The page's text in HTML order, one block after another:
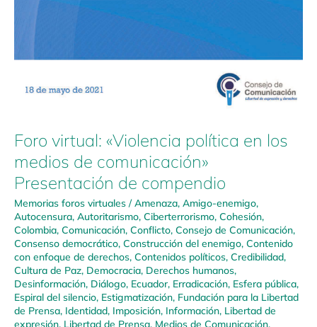
Foro virtual: «Violencia política en los
medios de comunicación»
Presentación de compendio
Memorias foros virtuales /Amenaza, Amigo-enemigo,
Autocensura, Autoritarismo, Ciberterrorismo, Cohesión,
Colombia, Comunicación, Conflicto, Consejo de Comunicación,
Consenso democrático, Construcción del enemigo, Contenido
con enfoque de derechos, Contenidos políticos, Credibilidad,
Cultura de Paz, Democracia, Derechos humanos,
Desinformación, Diálogo, Ecuador, Erradicación, Esfera pública,
Espiral del silencio, Estigmatización, Fundación para la Libertad
de Prensa, Identidad, Imposición, Información, Libertad de
expresión, Libertad de Prensa, Medios de Comunicación,